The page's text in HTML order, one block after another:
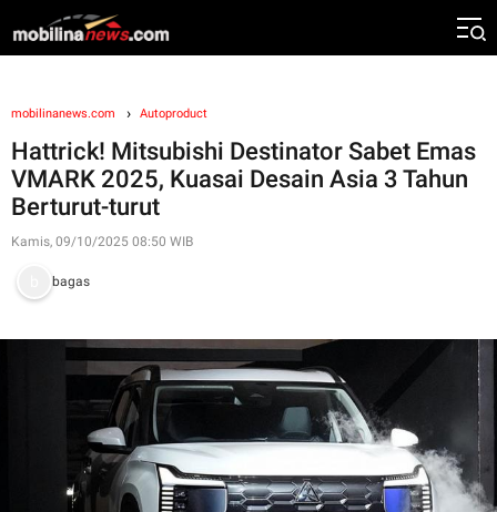
mobilinanews.com Autoproduct
Hattrick! Mitsubishi Destinator Sabet Emas
VMARK 2025, Kuasai Desain Asia 3 Tahun
Berturut-turut
Kamis, 09/10/2025 08:50 WIB
bagas